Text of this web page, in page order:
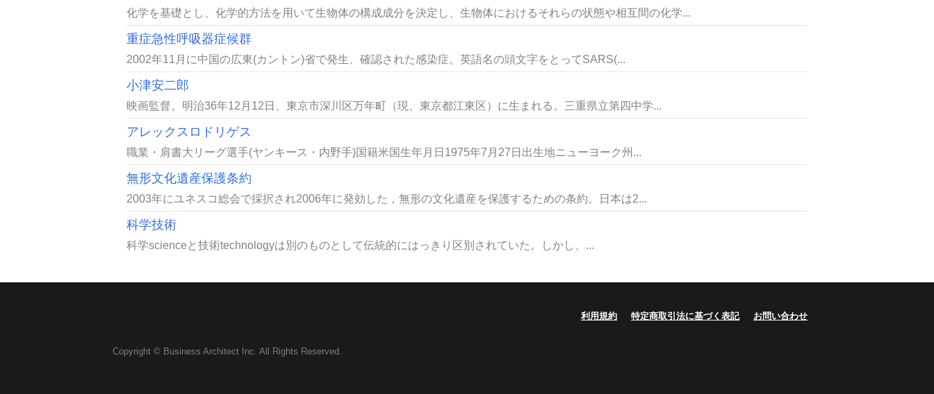
化学を基礎とし、化学的方法を用いて生物体の構成成分を決定し、生物体におけるそれらの状態や相互間の化学...
重症急性呼吸器症候群
2002年11月に中国の広東(カントン)省で発生、確認された感染症。英語名の頭文字をとってSARS(...
小津安二郎
映画監督。明治36年12月12日、東京市深川区万年町（現、東京都江東区）に生まれる。三重県立第四中学...
アレックスロドリゲス
職業・肩書大リーグ選手(ヤンキース・内野手)国籍米国生年月日1975年7月27日出生地ニューヨーク州...
無形文化遺産保護条約
2003年にユネスコ総会で採択され2006年に発効した，無形の文化遺産を保護するための条約。日本は2...
科学技術
科学scienceと技術technologyは別のものとして伝統的にはっきり区別されていた。しかし、...
利用規約 特定商取引法に基づく表記 お問い合わせ
Copyright © Business Architect Inc. All Rights Reserved.